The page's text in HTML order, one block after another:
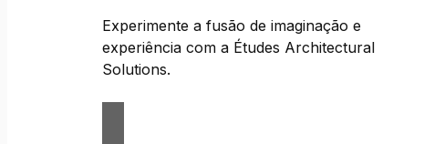
Experimente a fusão de imaginação e
experiência com a Études Architectural
Solutions.